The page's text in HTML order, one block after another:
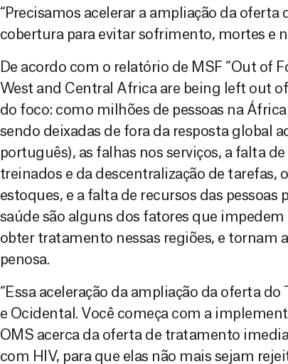
“Precisamos acelerar a ampliação da oferta
cobertura para evitar sofrimento, mortes e
De acordo com o relatório de MSF “Out of
West and Central Africa are being left out
do foco: como milhões de pessoas na
sendo deixadas de fora da resposta global
português), as falhas nos serviços, a falta
treinados e da descentralização de tarefas,
estoques, e a falta de recursos das pessoas
saúde são alguns dos fatores que
obter tratamento nessas regiões, e tornam
penosa.
“Essa aceleração da ampliação da oferta do
e Ocidental. Você começa com a
OMS acerca da oferta de tratamento
com HIV, para que elas não mais sejam